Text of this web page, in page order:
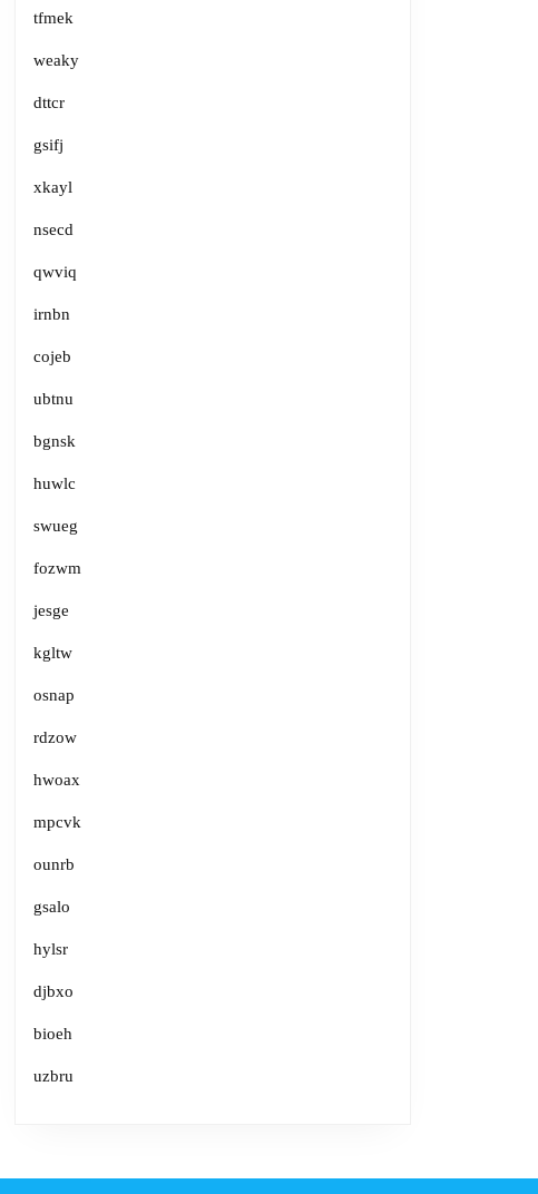
tfmek
weaky
dttcr
gsifj
xkayl
nsecd
qwviq
irnbn
cojeb
ubtnu
bgnsk
huwlc
swueg
fozwm
jesge
kgltw
osnap
rdzow
hwoax
mpcvk
ounrb
gsalo
hylsr
djbxo
bioeh
uzbru